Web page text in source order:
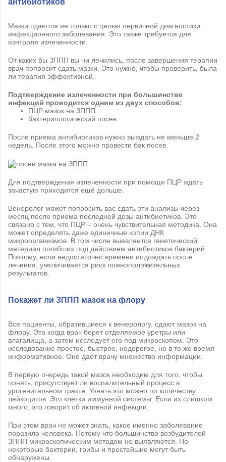
Мазки сдаются не только с целью первичной диагностики
инфекционного заболевания. Это также требуется для
контроля излеченности.
От каких бы ЗППП вы ни лечились, после завершения терапии
врач попросит сдать мазки. Это нужно, чтобы проверить, была
ли терапия эффективной.
Подтверждение излеченности при большинстве
инфекций проводится одним из двух способов:
ПЦР мазок на ЗППП
бактериологический посев
После приема антибиотиков нужно выждать не меньше 2
недель. После этого можно провести бак посев.
Для подтверждения излеченности при помощи ПЦР ждать
зачастую приходится ещё дольше.
Венеролог может попросить вас сдать эти анализы через
месяц после приема последней дозы антибиотиков. Это
связано с тем, что ПЦР – очень чувствительная методика. Она
может определять даже единичные копии ДНК
микроорганизмов. В том числе выявляется генетический
материал погибших под действием антибиотиков бактерий.
Поэтому, если недостаточно времени подождать после
лечения, увеличивается риск ложноположительных
результатов.
Покажет ли ЗППП мазок на флору
Все пациенты, обратившиеся к венерологу, сдают мазок на
флору. Это когда врач берет отделяемое уретры или
влагалища, а затем исследует его под микроскопом. Это
исследование простое, быстрое, недорогое, но в то же время
информативное. Оно дает врачу множество информации.
В первую очередь такой мазок необходим для того, чтобы
понять, присутствует ли воспалительный процесс в
урогенитальном тракте. Узнать это можно по количеству
лейкоцитов. Это клетки иммунной системы. Если их слишком
много, это говорит об активной инфекции.
При этом врач не может знать, какое именно заболевание
поразило человека. Потому что большинство возбудителей
ЗППП микроскопическим методом не выявляются. Но
некоторые бактерии, грибы и простейшие могут быть
обнаружены.